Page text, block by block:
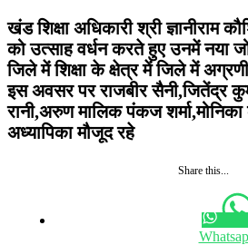
खंड शिक्षा अधिकारी श्री ज्ञानीराम
को उत्साह वर्धन करते हुए उनमें नया
जिले में शिक्षा के क्षेत्र में जिले में
इस अवसर पर राजबीर सैनी,जितेंद्र
रानी,अरुण मालिक पंकज
अध्यापिका मौजूद रहे
Share this...